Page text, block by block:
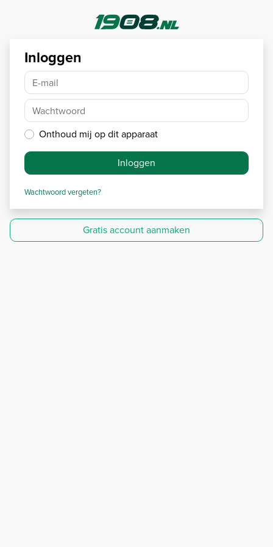
Inloggen
E-mail
Wachtwoord
Onthoud mij op dit apparaat
Inloggen
Wachtwoord vergeten?
Gratis account aanmaken